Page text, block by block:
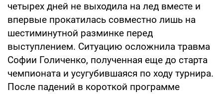
четырех дней не выходила на лед вместе и
впервые прокатилась совместно лишь на
шестиминутной разминке перед
выступлением. Ситуацию осложнила травма
Софии Голиченко, полученная еще до старта
чемпионата и усугубившаяся по ходу турнира.
После падений в короткой программе